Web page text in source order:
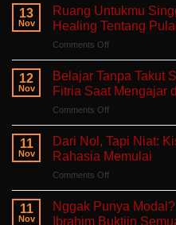
Terlalu
Untuk
Mengeluh:
Ruang
Aman
untuk
Sedang
Berjuang
13
Nov
Ruang Untukmu
Healing Tentang
Comments Offon
Untukmu
Singgah
dan
Bercerita:
Buku
Self-
Healing
ke
Diri
Sendiri
12
Nov
Belajar Tanpa Takut
Fitria Saat Mengajar
Comments Offon
Tanpa
Takut
Salah:
Apa
yang
Ditemukan
Fitria
11
Nov
Dari Nol, Tapi Niat:
Rahasia Memulai
Comments Offon
Tapi
11
Nov
Nggak Punya
Ibrahim Buktiin